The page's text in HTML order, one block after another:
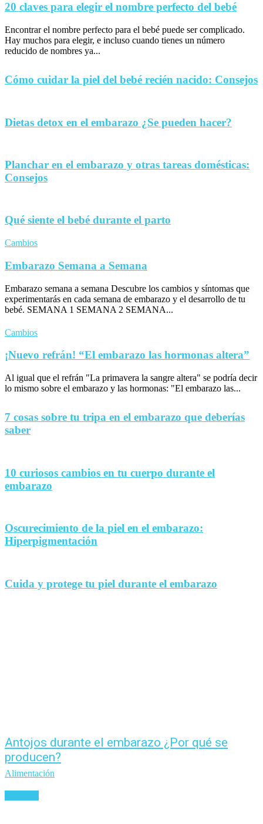
20 claves para elegir el nombre perfecto del bebé
Encontrar el nombre perfecto para el bebé puede ser complicado.
Hay muchos para elegir, e incluso cuando tienes un número
reducido de nombres ya...
Cómo cuidar la piel del bebé recién nacido: Consejos
Dietas detox en el embarazo ¿Se pueden hacer?
Planchar en el embarazo y otras tareas domésticas:
Consejos
Qué siente el bebé durante el parto
Cambios
Embarazo Semana a Semana
Embarazo semana a semana Descubre los cambios y síntomas que
experimentarás en cada semana de embarazo y el desarrollo de tu
bebé. SEMANA 1 SEMANA 2 SEMANA...
Cambios
¡Nuevo refrán! “El embarazo las hormonas altera”
Al igual que el refrán "La primavera la sangre altera" se podría decir
lo mismo sobre el embarazo y las hormonas: "El embarazo las...
7 cosas sobre tu tripa en el embarazo que deberías
saber
10 curiosos cambios en tu cuerpo durante el
embarazo
Oscurecimiento de la piel en el embarazo:
Hiperpigmentación
Cuida y protege tu piel durante el embarazo
Antojos durante el embarazo ¿Por qué se
producen?
Alimentación